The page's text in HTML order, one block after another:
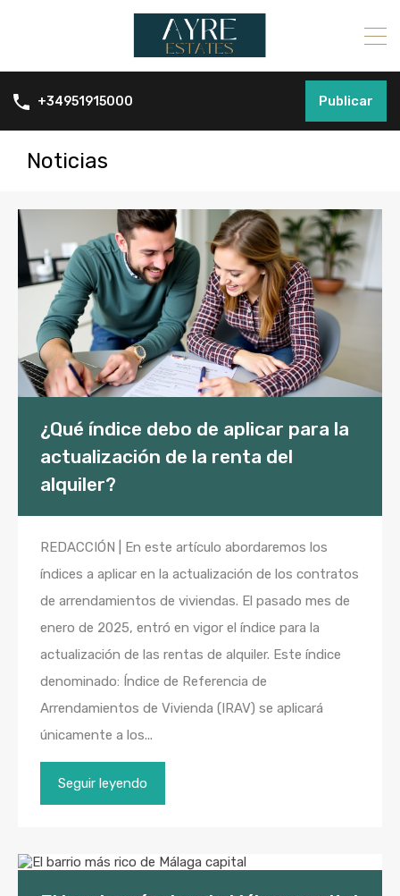
+34951915000 Publicar
Noticias
¿Qué índice debo de aplicar para la
actualización de la renta del
alquiler?
REDACCIÓN | En este artículo abordaremos los
índices a aplicar en la actualización de los contratos
de arrendamientos de viviendas. El pasado mes de
enero de 2025, entró en vigor el índice para la
actualización de las rentas de alquiler. Este índice
denominado: Índice de Referencia de
Arrendamientos de Vivienda (IRAV) se aplicará
únicamente a los...
Seguir leyendo